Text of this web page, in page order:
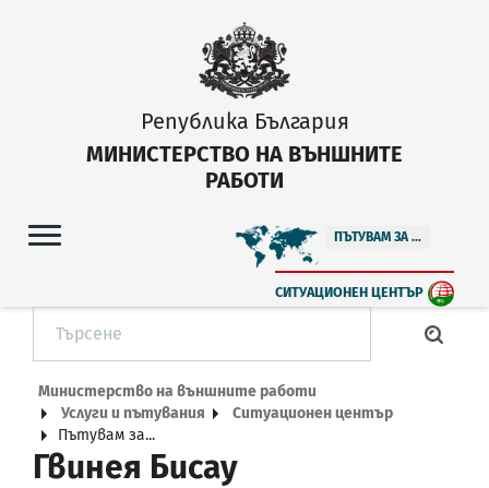
Република България
МИНИСТЕРСТВО НА ВЪНШНИТЕ
РАБОТИ
ПЪТУВАМ ЗА ...
СИТУАЦИОНЕН ЦЕНТЪР
Министерство на външните работи
Услуги и пътувания
Ситуационен център
Пътувам за...
Гвинея Бисау